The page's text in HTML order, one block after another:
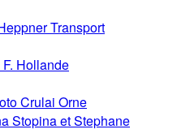
Transport
Hollande
Crulai Orne
Stopina et Stephane